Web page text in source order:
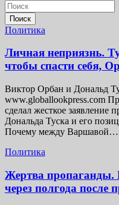
Поиск
Политика
Личная неприязнь.
чтобы спасти себя,
Виктор Орбан и Дональд
www.globallookpress.com
сделал жесткое заявление
Дональда Туска и его
Почему между Варшавой…
Политика
Жертва
через полгода после